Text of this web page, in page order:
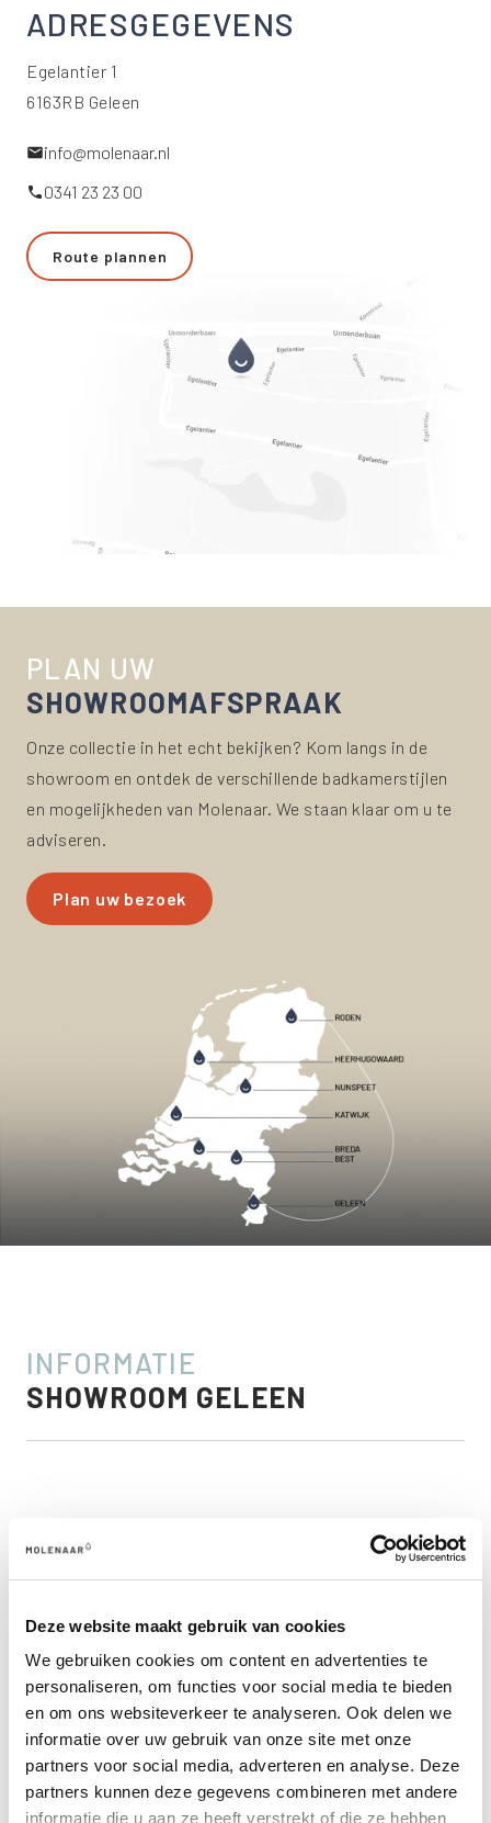
Deze website maakt gebruik van cookies
We gebruiken cookies om content en advertenties te
personaliseren, om functies voor social media te bieden
en om ons websiteverkeer te analyseren. Ook delen we
informatie over uw gebruik van onze site met onze
partners voor social media, adverteren en analyse. Deze
partners kunnen deze gegevens combineren met andere
informatie die u aan ze heeft verstrekt of die ze hebben
ADRESGEGEVENS
Egelantier 1
6163RB Geleen
info@molenaar.nl
0341 23 23 00
Route plannen
PLAN UW
SHOWROOMAFSPRAAK
Onze collectie in het echt bekijken? Kom langs in de
showroom en ontdek de verschillende badkamerstijlen
en mogelijkheden van Molenaar. We staan klaar om u te
adviseren.
Plan uw bezoek
INFORMATIE
SHOWROOM GELEEN
Parkeren kan gratis op het terrein voor de deur. In onze
showroom is ook een toilet aanwezig voor bezoekers.
EEN SHOWROOM VOL
INSPIRATIE EN ADVIES
Kom naar de showroom in Geleen en ervaar de Molenaar-